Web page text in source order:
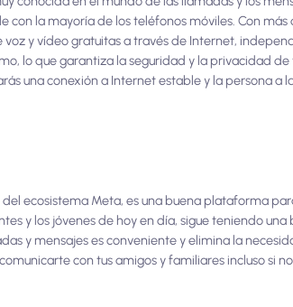
la mayoría de los teléfonos móviles. Con
y vídeo gratuitas a través de Internet,
lo que garantiza la seguridad y la privacidad de
una conexión a Internet estable y la persona a
ecosistema Meta, es una buena plataforma
y los jóvenes de hoy en día, sigue teniendo
y mensajes es conveniente y elimina la
con tus amigos y familiares incluso si